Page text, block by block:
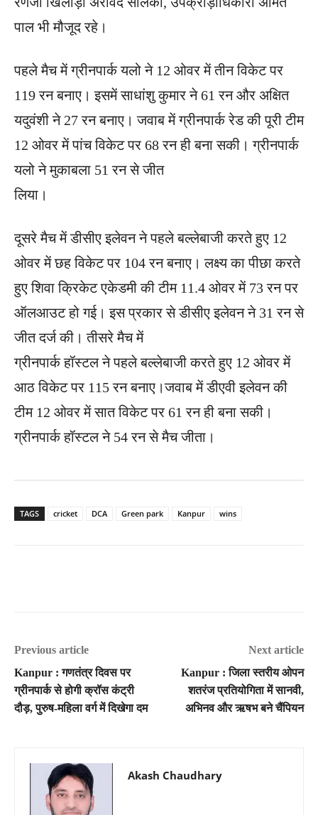
पाल भी मौजूद रहे।
पहले मैच में ग्रीनपार्क यलो ने 12 ओवर में तीन विकेट पर
119 रन बनाए। इसमें साधांशु कुमार ने 61 रन और अक्षित
यदुवंशी ने 27 रन बनाए। जवाब में ग्रीनपार्क रेड की पूरी टीम
12 ओवर में पांच विकेट पर 68 रन ही बना सकी। ग्रीनपार्क
यलो ने मुकाबला 51 रन से जीत
लिया।
दूसरे मैच में डीसीए इलेवन ने पहले बल्लेबाजी करते हुए 12
ओवर में छह विकेट पर 104 रन बनाए। लक्ष्य का पीछा करते
हुए शिवा क्रिकेट एकेडमी की टीम 11.4 ओवर में 73 रन पर
ऑलआउट हो गई। इस प्रकार से डीसीए इलेवन ने 31 रन से
जीत दर्ज की। तीसरे मैच में
ग्रीनपार्क हॉस्टल ने पहले बल्लेबाजी करते हुए 12 ओवर में
आठ विकेट पर 115 रन बनाए।जवाब में डीएवी इलेवन की
टीम 12 ओवर में सात विकेट पर 61 रन ही बना सकी।
ग्रीनपार्क हॉस्टल ने 54 रन से मैच जीता।
TAGS cricket DCA Green park Kanpur wins
Previous article
Kanpur : गणतंत्र दिवस पर
ग्रीनपार्क से होगी क्रॉस कंट्री
दौड़, पुरुष-महिला वर्ग में दिखेगा दम
Next article
Kanpur : जिला स्तरीय ओपन
शतरंज प्रतियोगिता में सानवी,
अभिनव और ऋषभ बने चैंपियन
Akash Chaudhary